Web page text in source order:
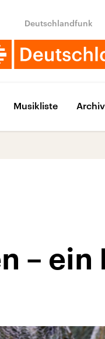
Deutschlandfunk
Musikliste Archiv
– ein